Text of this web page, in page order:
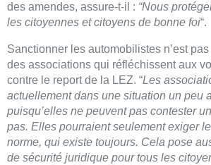
des amendes, assure-t-il : “Nous
les citoyennes et citoyens de bonne foi“.
Sanctionner les automobilistes n’est
des associations qui réfléchissent aux
contre le report de la LEZ. “Les
actuellement dans une situation un peu
puisqu’elles ne peuvent pas contester
pas. Elles pourraient seulement exiger
norme, qui existe toujours. Cela pose
de sécurité juridique pour tous les